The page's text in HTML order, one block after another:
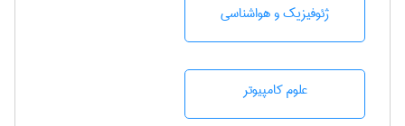
ژئوفيزيك و هواشناسی
علوم کامپیوتر